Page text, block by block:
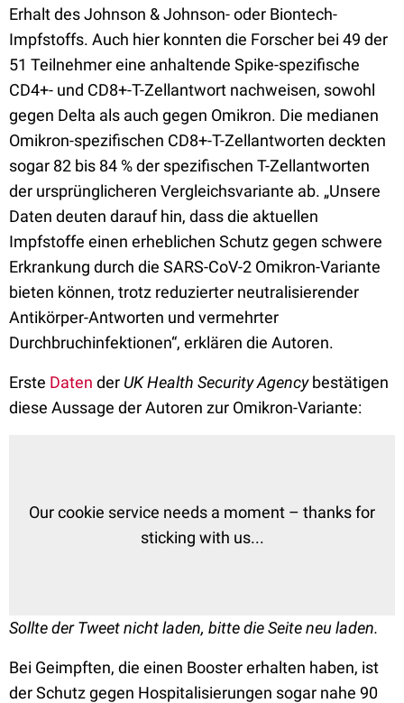
Erhalt des Johnson & Johnson- oder Biontech-
Impfstoffs. Auch hier konnten die Forscher bei 49 der
51 Teilnehmer eine anhaltende Spike-spezifische
CD4+- und CD8+-T-Zellantwort nachweisen, sowohl
gegen Delta als auch gegen Omikron. Die medianen
Omikron-spezifischen CD8+-T-Zellantworten deckten
sogar 82 bis 84 % der spezifischen T-Zellantworten
der ursprünglicheren Vergleichsvariante ab. „Unsere
Daten deuten darauf hin, dass die aktuellen
Impfstoffe einen erheblichen Schutz gegen schwere
Erkrankung durch die SARS-CoV-2 Omikron-Variante
bieten können, trotz reduzierter neutralisierender
Antikörper-Antworten und vermehrter
Durchbruchinfektionen“, erklären die Autoren.
Erste Daten der UK Health Security Agencybestätigen
diese Aussage der Autoren zur Omikron-Variante:
Our cookie service needs a moment – thanks for
sticking with us...
Sollte der Tweet nicht laden, bitte die Seite neu laden.
Bei Geimpften, die einen Booster erhalten haben, ist
der Schutz gegen Hospitalisierungen sogar nahe 90